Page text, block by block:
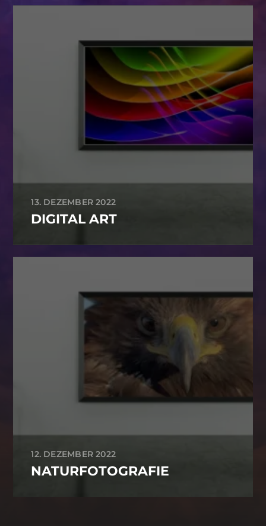
13. DEZEMBER 2022
DIGITAL ART
12. DEZEMBER 2022
NATURFOTOGRAFIE